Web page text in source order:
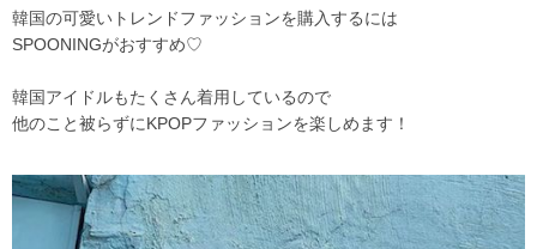
韓国の可愛いトレンドファッションを購入するには
SPOONINGがおすすめ♡
韓国アイドルもたくさん着用しているので
他のこと被らずにKPOPファッションを楽しめます！